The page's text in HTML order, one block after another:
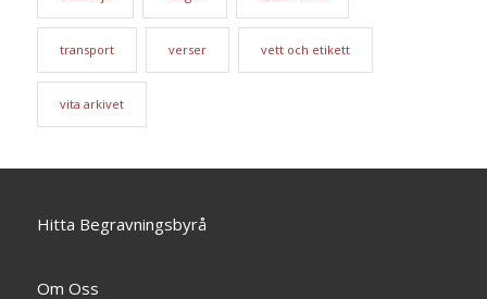
transport verser vett och etikett
vita arkivet
Hitta Begravningsbyrå
Om Oss